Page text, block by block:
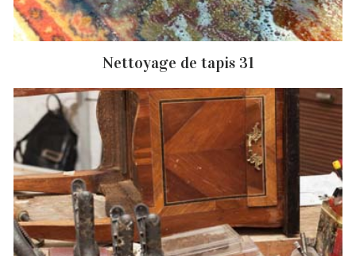
Nettoyage de tapis 31